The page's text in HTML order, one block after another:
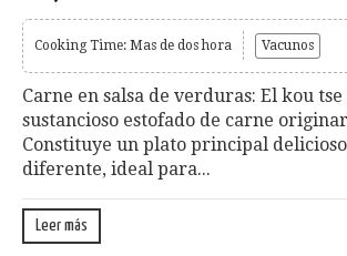
Cooking Time: Mas de dos hora Vacunos
Carne en salsa de verduras: El kou
sustancioso estofado de carne
Constituye un plato principal
diferente, ideal para...
Leer más